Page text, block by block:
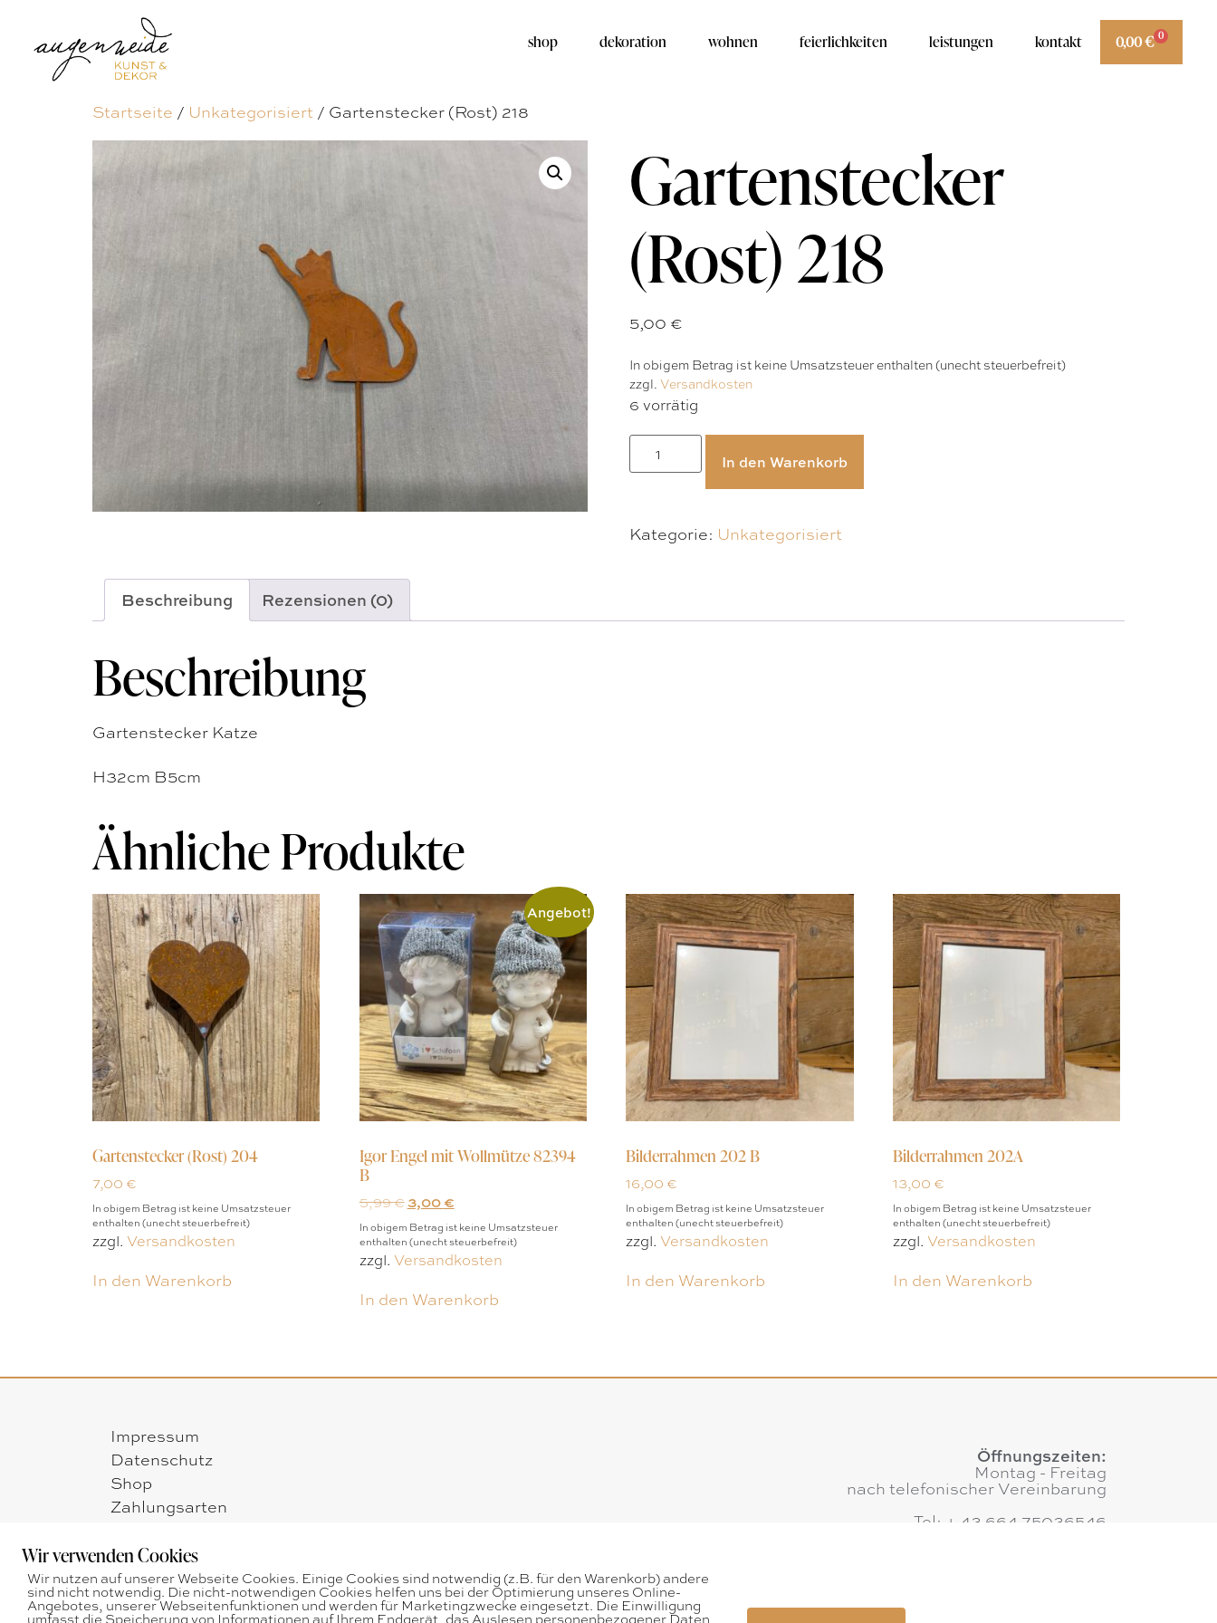
shop dekoration wohnen feierlichkeiten leistungen kontakt 0,00€ 0
Startseite / Unkategorisiert / Gartenstecker (Rost) 218
Gartenstecker
(Rost) 218
5,00 €
In obigem Betrag ist keine Umsatzsteuer enthalten (unecht steuerbefreit)
zzgl. Versandkosten
6 vorrätig
In den Warenkorb
Kategorie: Unkategorisiert
Beschreibung Rezensionen (0)
Beschreibung
Gartenstecker Katze
H32cm B5cm
Ähnliche Produkte
Gartenstecker (Rost) 204
7,00 €
In obigem Betrag ist keine Umsatzsteuer
enthalten (unecht steuerbefreit)
zzgl. Versandkosten
In den Warenkorb
Angebot!
Igor Engel mit Wollmütze 82394
B
5,99€3,00€
In obigem Betrag ist keine Umsatzsteuer
enthalten (unecht steuerbefreit)
zzgl. Versandkosten
In den Warenkorb
Bilderrahmen 202 B
16,00 €
In obigem Betrag ist keine Umsatzsteuer
enthalten (unecht steuerbefreit)
zzgl. Versandkosten
In den Warenkorb
Bilderrahmen 202A
13,00 €
In obigem Betrag ist keine Umsatzsteuer
enthalten (unecht steuerbefreit)
zzgl. Versandkosten
In den Warenkorb
Impressum
Datenschutz
Shop
Zahlungsarten
Widerrufsbelehrung
AGB
Öffnungszeiten:
Montag - Freitag
nach telefonischer Vereinbarung
Tel: + 43 664 75036546
Wir verwenden Cookies
Wir nutzen auf unserer Webseite Cookies. Einige Cookies sind notwendig (z.B. für den Warenkorb) andere
sind nicht notwendig. Die nicht-notwendigen Cookies helfen uns bei der Optimierung unseres Online-
Angebotes, unserer Webseitenfunktionen und werden für Marketingzwecke eingesetzt. Die Einwilligung
umfasst die Speicherung von Informationen auf Ihrem Endgerät, das Auslesen personenbezogener Daten